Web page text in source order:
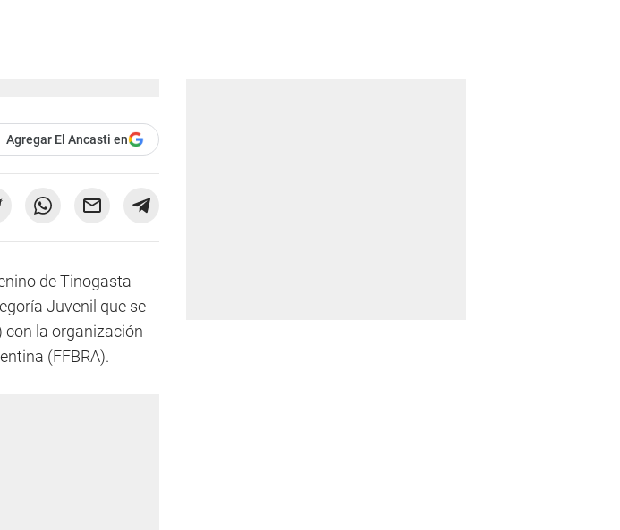
Agregar El Ancasti en
de Tinogasta
Juvenil que se
con la organización
(FFBRA).